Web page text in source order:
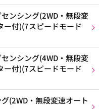
シング(2WD・無段変
ー付)(7スピードモード
シング(4WD・無段変
ー付)(7スピードモード
・無段変速オート